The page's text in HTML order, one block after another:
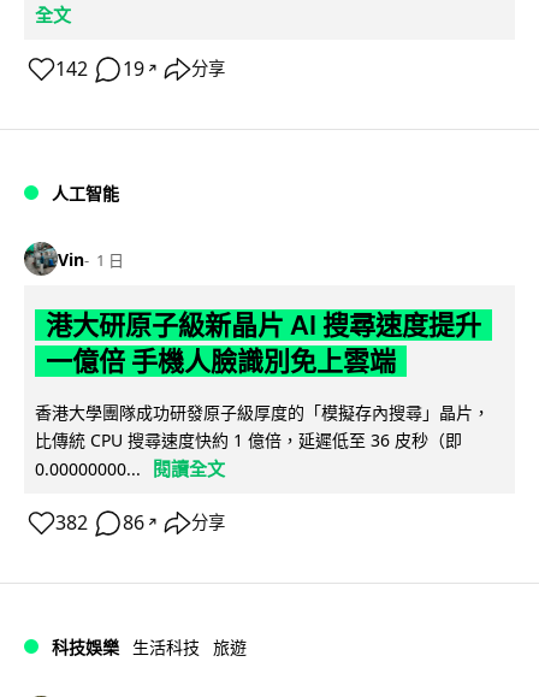
全文
142 19 ↗ 分享
人工智能
Vin 1 日
港大研原子級新晶片 AI 搜尋速度提升
一億倍 手機人臉識別免上雲端
香港大學團隊成功研發原子級厚度的「模擬存內搜尋」晶片，
比傳統 CPU 搜尋速度快約 1 億倍，延遲低至 36 皮秒（即
0.00000000...
閱讀全文
382 86 ↗ 分享
科技娛樂 生活科技 旅遊